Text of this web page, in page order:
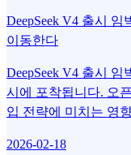
DeepSeek V4 출시
이동한다
DeepSeek V4 출시
시에 포착됩니다. 오
입 전략에 미치는 영
2026-02-18